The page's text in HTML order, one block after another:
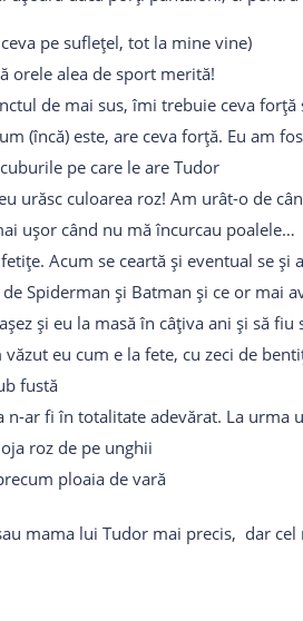
pe suflețel, tot la mine vine)
orele alea de sport merită!
de mai sus, îmi trebuie ceva
(încă) este, are ceva forță. Eu am
pe care le are Tudor
urăsc culoarea roz! Am urât-o de
ușor când nu mă încurcau poalele…
Acum se ceartă și eventual se și
Spiderman și Batman și ce or mai
și eu la masă în câțiva ani și să fiu
eu cum e la fete, cu zeci de
fustă
ar fi în totalitate adevărat. La
roz de pe unghii
ploaia de vară
mama lui Tudor mai precis, dar